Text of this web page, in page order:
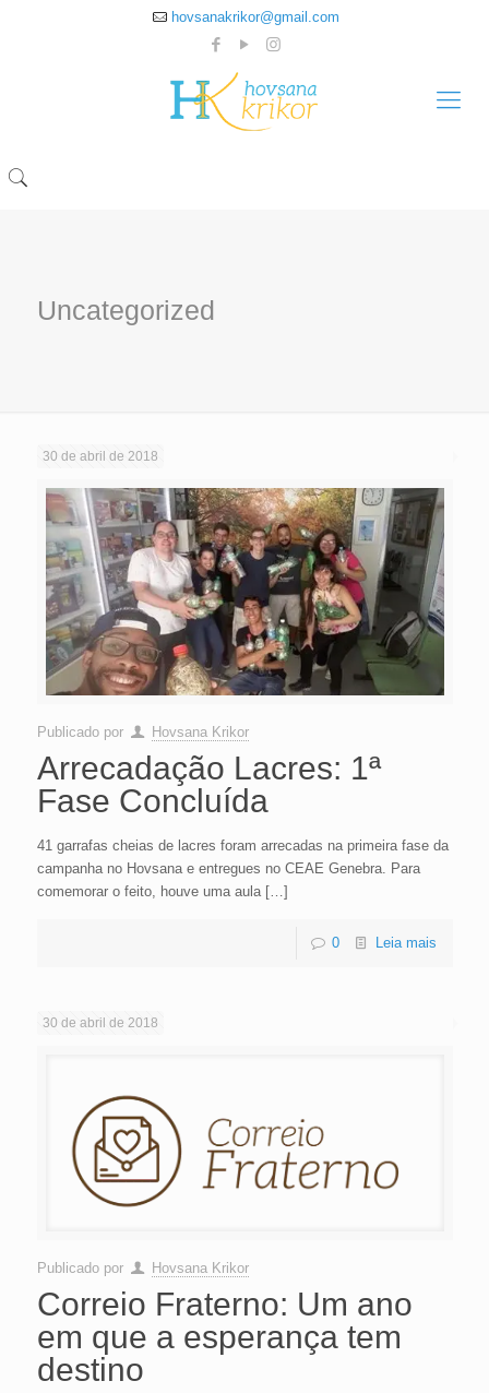
hovsanakrikor@gmail.com
Uncategorized
30 de abril de 2018
Publicado por Hovsana Krikor
Arrecadação Lacres: 1ª
Fase Concluída
41 garrafas cheias de lacres foram arrecadas na primeira fase da
campanha no Hovsana e entregues no CEAE Genebra. Para
comemorar o feito, houve uma aula[…]
0 Leia mais
30 de abril de 2018
Publicado por Hovsana Krikor
Correio Fraterno: Um ano
em que a esperança tem
destino